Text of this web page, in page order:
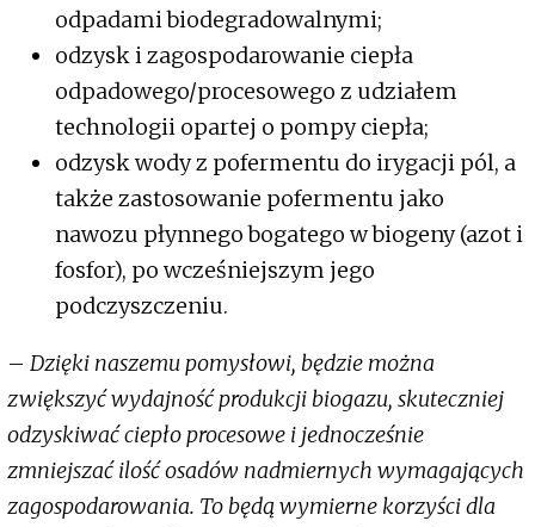
odpadami biodegradowalnymi;
odzysk i zagospodarowanie ciepła
odpadowego/procesowego z udziałem
technologii opartej o pompy ciepła;
odzysk wody z pofermentu do irygacji pól, a
także zastosowanie pofermentu jako
nawozu płynnego bogatego w biogeny (azot i
fosfor), po wcześniejszym jego
podczyszczeniu.
– Dzięki naszemu pomysłowi, będzie można
zwiększyć wydajność produkcji biogazu, skuteczniej
odzyskiwać ciepło procesowe i jednocześnie
zmniejszać ilość osadów nadmiernych wymagających
zagospodarowania. To będą wymierne korzyści dla